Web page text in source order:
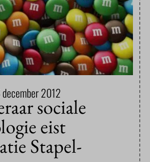
2012
sociale
eist
Stapel-